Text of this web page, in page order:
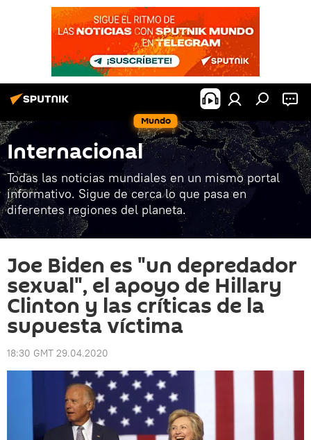
Mundo
Internacional
Todas las noticias mundiales en un mismo portal
informativo. Sigue de cerca lo que pasa en
diferentes regiones del planeta.
Joe Biden es "un depredador
sexual", el apoyo de Hillary
Clinton y las críticas de la
supuesta víctima
18:30 GMT 29.04.2020